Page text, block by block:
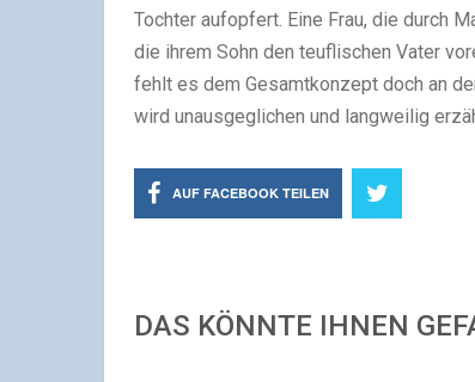
Tochter aufopfert. Eine Frau, die durch
die ihrem Sohn den teuflischen Vater
fehlt es dem Gesamtkonzept doch an
wird unausgeglichen und langweilig
AUF FACEBOOK TEILEN
DAS KÖNNTE IHNEN